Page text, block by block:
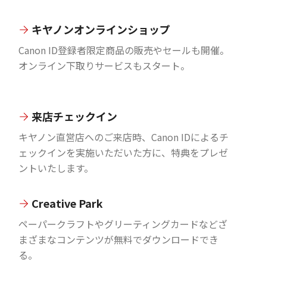
キヤノンオンラインショップ
Canon ID登録者限定商品の販売やセールも開催。
オンライン下取りサービスもスタート。
来店チェックイン
キヤノン直営店へのご来店時、Canon IDによるチ
ェックインを実施いただいた方に、特典をプレゼ
ントいたします。
Creative Park
ペーパークラフトやグリーティングカードなどざ
まざまなコンテンツが無料でダウンロードでき
る。